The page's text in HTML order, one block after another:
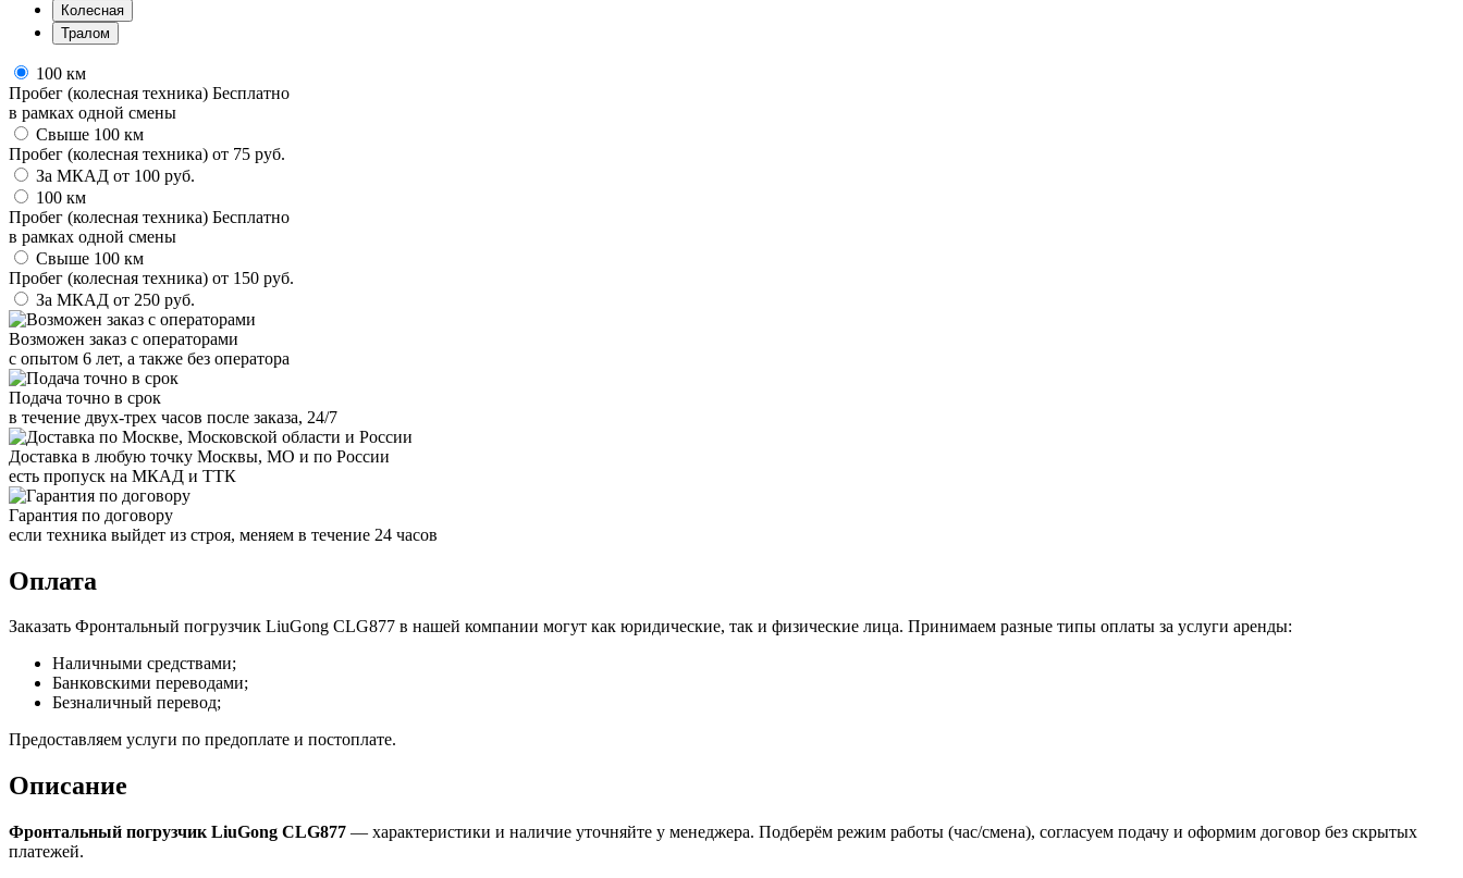
Колесная
Тралом
100 км
Пробег (колесная техника) Бесплатно
в рамках одной смены
Свыше 100 км
Пробег (колесная техника) от 75 руб.
За МКАД от 100 руб.
100 км
Пробег (колесная техника) Бесплатно
в рамках одной смены
Свыше 100 км
Пробег (колесная техника) от 150 руб.
За МКАД от 250 руб.
Возможен заказ с операторами
с опытом 6 лет, а также без оператора
Подача точно в срок
в течение двух-трех часов после заказа, 24/7
Доставка в любую точку Москвы, МО и по России
есть пропуск на МКАД и ТТК
Гарантия по договору
если техника выйдет из строя, меняем в течение 24 часов
Оплата
Заказать Фронтальный погрузчик LiuGong CLG877 в нашей компании могут как юридические, так и физические лица. Принимаем разные типы оплаты за услуги аренды:
Наличными средствами;
Банковскими переводами;
Безналичный перевод;
Предоставляем услуги по предоплате и постоплате.
Описание
Фронтальный погрузчик LiuGong CLG877 — характеристики и наличие уточняйте у менеджера. Подберём режим работы (час/смена), согласуем подачу и оформим договор без скрытых
платежей.